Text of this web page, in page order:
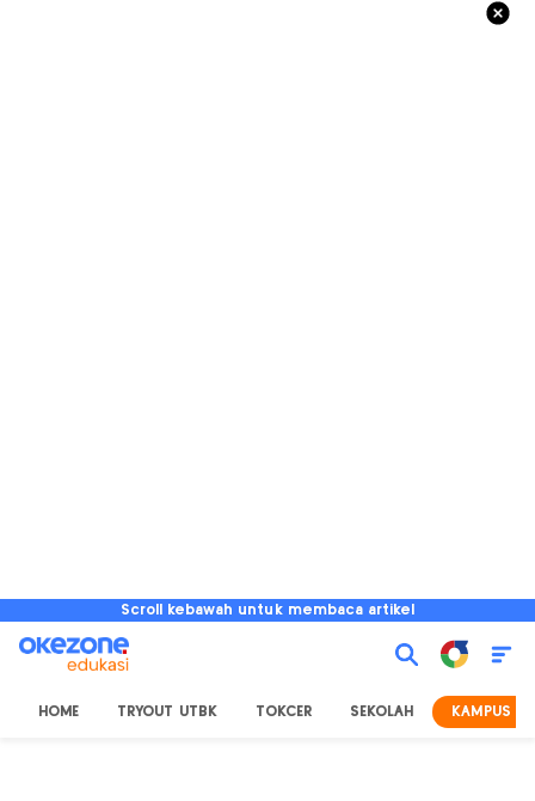
Scroll kebawah untuk membaca artikel
HOME TRYOUT UTBK TOKCER SEKOLAH KAMPUS